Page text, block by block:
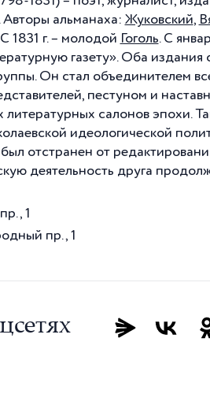
альманаха: Жуковский,
1831 г. – молодой Гоголь. С
газету». Оба издания
Он стал объединителем
пестуном и
салонов эпохи.
идеологической
был отстранен от
деятельность друга
1
пр., 1